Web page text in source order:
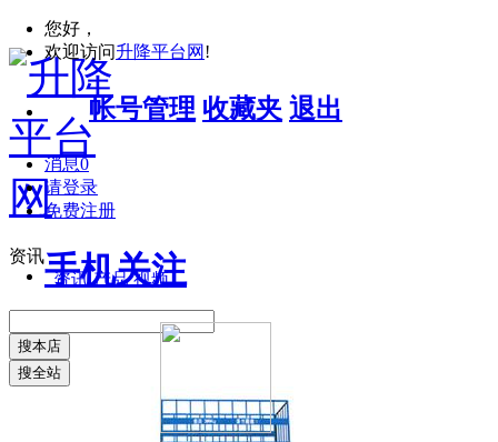
您好，
欢迎访问升降平台网 !
帐号管理 收藏夹 退出
消息0
请登录
免费注册
手机关注
资讯
资讯 产品 视频
搜本店
搜全站